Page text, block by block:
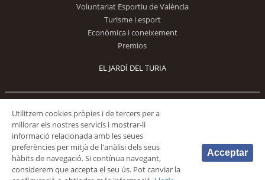
Voluntariat Esportiu de València
Turisme i esport
Econòmica i coneixement
Premios
EL JARDÍ DEL TURIA
Utilitzem cookies pròpies i de tercers per a
millorar els nostres servicis i mostrar-li
informació relacionada amb les seues
preferències per mitjà de l'anàlisi dels seus
hàbits de navegació. Si contínua navegant,
considerem que accepta el seu ús. Pot canviar la
Acceptar